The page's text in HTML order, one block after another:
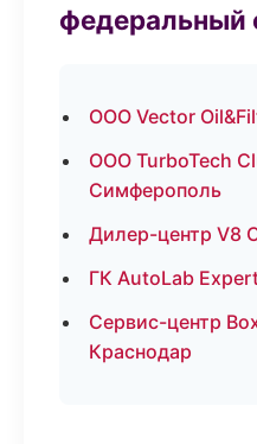
федеральный
ООО Vector
ООО TurboTech
Симферополь
Дилер-центр V8
ГК AutoLab
Сервис-центр
Краснодар